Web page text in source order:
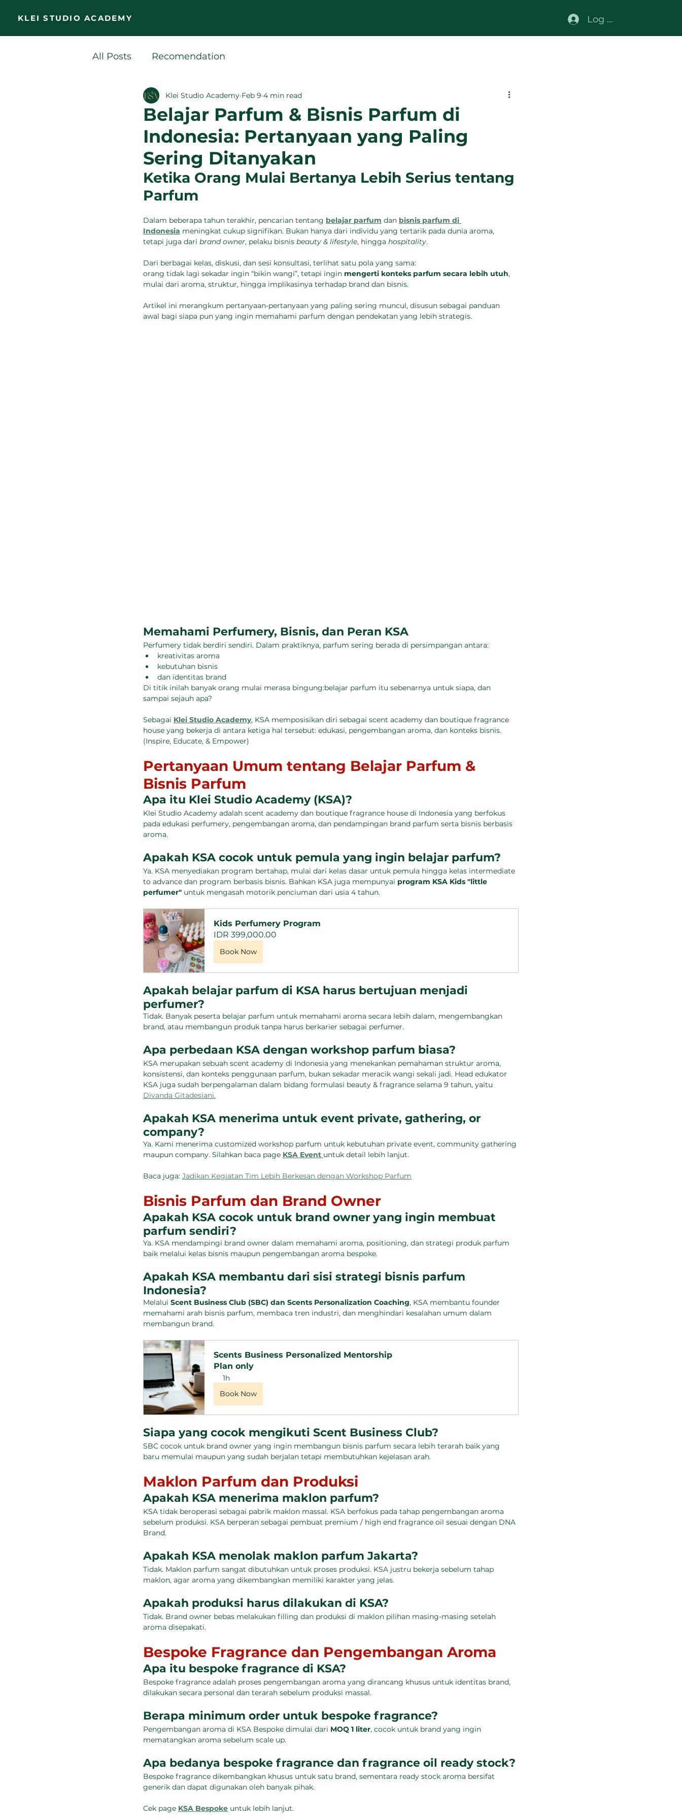
KLEI STUDIO ACADEMY Log In
All Posts Recomendation
Belajar Parfum & Bisnis Parfum di
Indonesia: Pertanyaan yang Paling
Sering Ditanyakan
Klei Studio Academy Feb 9 4 min read
Ketika Orang Mulai Bertanya Lebih Serius tentang
Parfum
Dalam beberapa tahun terakhir, pencarian tentang belajar parfum dan bisnis parfum di
Indonesia meningkat cukup signifikan. Bukan hanya dari individu yang tertarik pada dunia aroma,
tetapi juga dari brand owner, pelaku bisnis beauty & lifestyle, hingga hospitality.
Dari berbagai kelas, diskusi, dan sesi konsultasi, terlihat satu pola yang sama:
orang tidak lagi sekadar ingin “bikin wangi”, tetapi ingin mengerti konteks parfum secara lebih utuh,
mulai dari aroma, struktur, hingga implikasinya terhadap brand dan bisnis.
Artikel ini merangkum pertanyaan-pertanyaan yang paling sering muncul, disusun sebagai panduan
awal bagi siapa pun yang ingin memahami parfum dengan pendekatan yang lebih strategis.
Memahami Perfumery, Bisnis, dan Peran KSA
Perfumery tidak berdiri sendiri. Dalam praktiknya, parfum sering berada di persimpangan antara:
kreativitas aroma
kebutuhan bisnis
dan identitas brand
Di titik inilah banyak orang mulai merasa bingung:belajar parfum itu sebenarnya untuk siapa, dan
sampai sejauh apa?
Sebagai Klei Studio Academy, KSA memposisikan diri sebagai scent academy dan boutique fragrance
house yang bekerja di antara ketiga hal tersebut: edukasi, pengembangan aroma, dan konteks bisnis.
(Inspire, Educate, & Empower)
Pertanyaan Umum tentang Belajar Parfum &
Bisnis Parfum
Apa itu Klei Studio Academy (KSA)?
Klei Studio Academy adalah scent academy dan boutique fragrance house di Indonesia yang berfokus
pada edukasi perfumery, pengembangan aroma, dan pendampingan brand parfum serta bisnis berbasis
aroma.
Apakah KSA cocok untuk pemula yang ingin belajar parfum?
Ya. KSA menyediakan program bertahap, mulai dari kelas dasar untuk pemula hingga kelas intermediate
to advance dan program berbasis bisnis. Bahkan KSA juga mempunyai program KSA Kids "little
perfumer" untuk mengasah motorik penciuman dari usia 4 tahun.
Kids Perfumery Program
IDR 399,000.00
Book Now
Apakah belajar parfum di KSA harus bertujuan menjadi
perfumer?
Tidak. Banyak peserta belajar parfum untuk memahami aroma secara lebih dalam, mengembangkan
brand, atau membangun produk tanpa harus berkarier sebagai perfumer.
Apa perbedaan KSA dengan workshop parfum biasa?
KSA merupakan sebuah scent academy di Indonesia yang menekankan pemahaman struktur aroma,
konsistensi, dan konteks penggunaan parfum, bukan sekadar meracik wangi sekali jadi. Head edukator
KSA juga sudah berpengalaman dalam bidang formulasi beauty & fragrance selama 9 tahun, yaitu
Divanda Gitadesiani.
Apakah KSA menerima untuk event private, gathering, or
company?
Ya. Kami menerima customized workshop parfum untuk kebutuhan private event, community gathering
maupun company. Silahkan baca page KSA Event untuk detail lebih lanjut.
Baca juga: Jadikan Kegiatan Tim Lebih Berkesan dengan Workshop Parfum
Bisnis Parfum dan Brand Owner
Apakah KSA cocok untuk brand owner yang ingin membuat
parfum sendiri?
Ya. KSA mendampingi brand owner dalam memahami aroma, positioning, dan strategi produk parfum
baik melalui kelas bisnis maupun pengembangan aroma bespoke.
Apakah KSA membantu dari sisi strategi bisnis parfum
Indonesia?
Melalui Scent Business Club (SBC) dan Scents Personalization Coaching, KSA membantu founder
memahami arah bisnis parfum, membaca tren industri, dan menghindari kesalahan umum dalam
membangun brand.
Scents Business Personalized Mentorship
Plan only
1h
Book Now
Siapa yang cocok mengikuti Scent Business Club?
SBC cocok untuk brand owner yang ingin membangun bisnis parfum secara lebih terarah baik yang
baru memulai maupun yang sudah berjalan tetapi membutuhkan kejelasan arah.
Maklon Parfum dan Produksi
Apakah KSA menerima maklon parfum?
KSA tidak beroperasi sebagai pabrik maklon massal. KSA berfokus pada tahap pengembangan aroma
sebelum produksi. KSA berperan sebagai pembuat premium / high end fragrance oil sesuai dengan DNA
Brand.
Apakah KSA menolak maklon parfum Jakarta?
Tidak. Maklon parfum sangat dibutuhkan untuk proses produksi. KSA justru bekerja sebelum tahap
maklon, agar aroma yang dikembangkan memiliki karakter yang jelas.
Apakah produksi harus dilakukan di KSA?
Tidak. Brand owner bebas melakukan filling dan produksi di maklon pilihan masing-masing setelah
aroma disepakati.
Bespoke Fragrance dan Pengembangan Aroma
Apa itu bespoke fragrance di KSA?
Bespoke fragrance adalah proses pengembangan aroma yang dirancang khusus untuk identitas brand,
dilakukan secara personal dan terarah sebelum produksi massal.
Berapa minimum order untuk bespoke fragrance?
Pengembangan aroma di KSA Bespoke dimulai dari MOQ 1 liter, cocok untuk brand yang ingin
mematangkan aroma sebelum scale up.
Apa bedanya bespoke fragrance dan fragrance oil ready stock?
Bespoke fragrance dikembangkan khusus untuk satu brand, sementara ready stock aroma bersifat
generik dan dapat digunakan oleh banyak pihak.
Cek page KSA Bespoke untuk lebih lanjut.